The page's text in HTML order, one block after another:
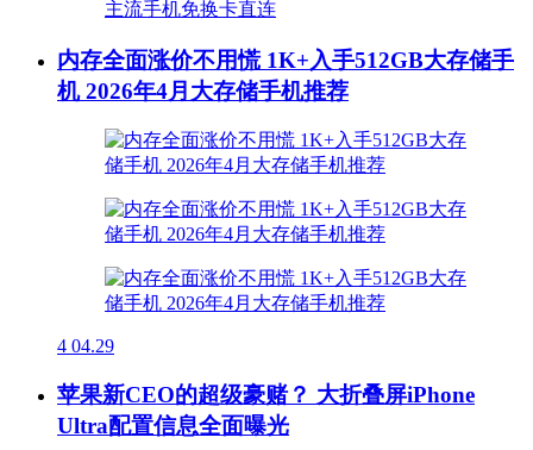
内存全面涨价不用慌 1K+入手512GB大存储手
机 2026年4月大存储手机推荐
4 04.29
苹果新CEO的超级豪赌？ 大折叠屏iPhone
Ultra配置信息全面曝光